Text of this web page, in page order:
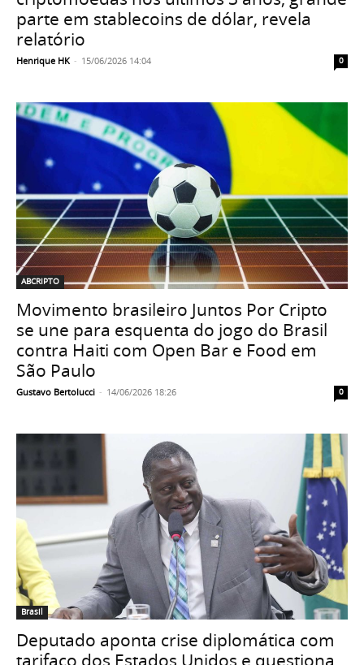
parte em stablecoins de dólar, revela
relatório
Henrique HK - 15/06/2026 14:04 0
ABCRIPTO
Movimento brasileiro Juntos Por Cripto
se une para esquenta do jogo do Brasil
contra Haiti com Open Bar e Food em
São Paulo
Gustavo Bertolucci - 14/06/2026 18:26 0
Brasil
Deputado aponta crise diplomática com
tarifaço dos Estados Unidos e questiona